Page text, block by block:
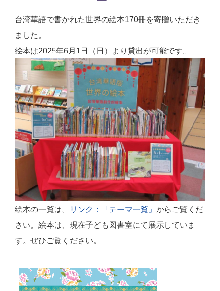
台湾華語で書かれた世界の絵本170冊を寄贈いただき
ました。
絵本は2025年6月1日（日）より貸出が可能です。
絵本の一覧は、 リンク：「テーマ一覧」 からご覧くだ
さい。絵本は、現在子ども図書室にて展示していま
す。ぜひご覧ください。